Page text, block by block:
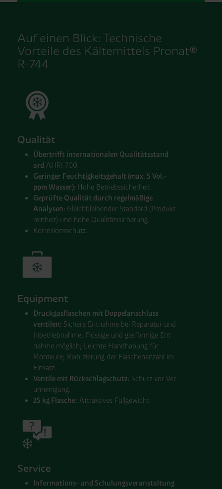
Auf einen Blick: Technische
Vorteile des Kältemittels Pronat®
R-744
Qualität
Übertrifft internationa len Qualitätsstand
ard AHRI 700.
Geringer Feuchtigkeitsgehalt (max. 5 Vol.-
ppm Wasser): Hohe Betriebssicherheit.
Geprüfte Qualität durch regelmäßige
Analysen: Gleichbleibender Standard (Produkt
reinheit) und hohe Qua litätssicherung.
Korrosionsschutz.
Equipment
Druckgasflaschen mit Doppel anschluss
ventilen: Sichere Entnahme bei Reparatur und
Inbetriebnahme; Flüssige und gasförmige Ent
nahme möglich; Leichte Handhabung für
Monteure; Reduzierung der Flaschenanzahl im
Einsatz.
Ventile mit Rückschlagschutz: Schutz vor Ver
unreinigung.
25 kg Flasche: Attraktives Füll gewicht.
Service
Informations- und Schulungsveranstal tung